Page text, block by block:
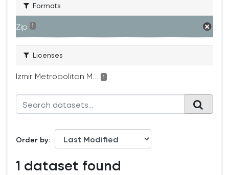
Formats
Zip 1
Licenses
Izmir Metropolitan M... 1
Order by
1 dataset found